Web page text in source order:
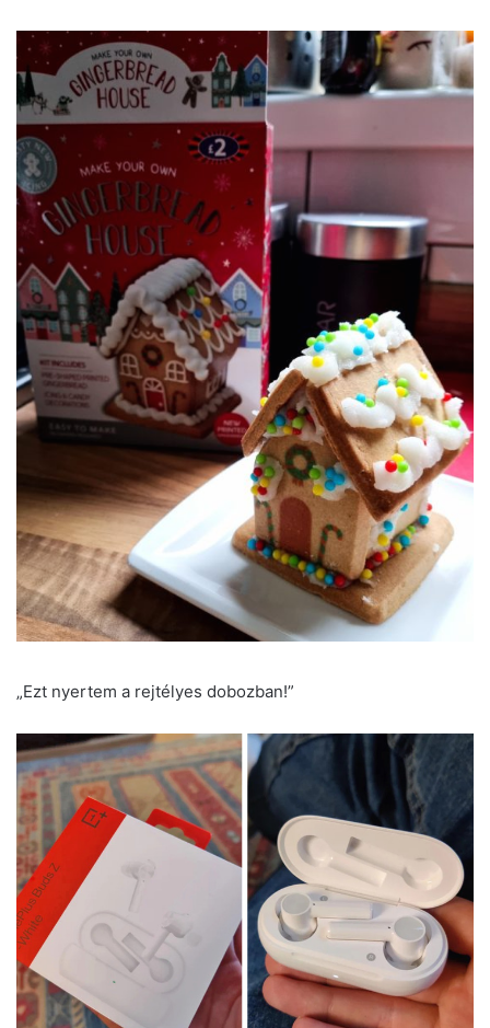
„Ezt nyertem a rejtélyes dobozban!”